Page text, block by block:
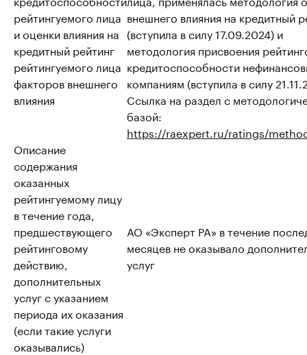
рейтингуемого лица
и оценки влияния на
кредитный рейтинг
рейтингуемого лица
факторов внешнего
влияния
внешнего влияния на кредитный
(вступила в силу 17.09.2024) и
методология присвоения
кредитоспособности
компаниям (вступила в силу
Ссылка на раздел с
базой:
https://raexpert.ru/ratings/
Описание
содержания
оказанных
рейтингуемому лицу
в течение года,
предшествующего
рейтинговому
действию,
дополнительных
услуг с указанием
периода их оказания
(если такие услуги
оказывались)
АО «Эксперт РА» в течение
месяцев не оказывало
услуг